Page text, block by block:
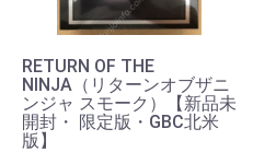
RETURN OF THE
NINJA（リターンオブザニ
ンジャ スモーク）【新品未
開封・ 限定版・GBC北米
版】